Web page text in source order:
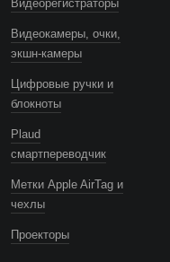
Видеорегистраторы
Видеокамеры, очки,
экшн-камеры
Цифровые ручки и
блокноты
Plaud
смартпереводчик
Метки Apple AirTag и
чехлы
Проекторы